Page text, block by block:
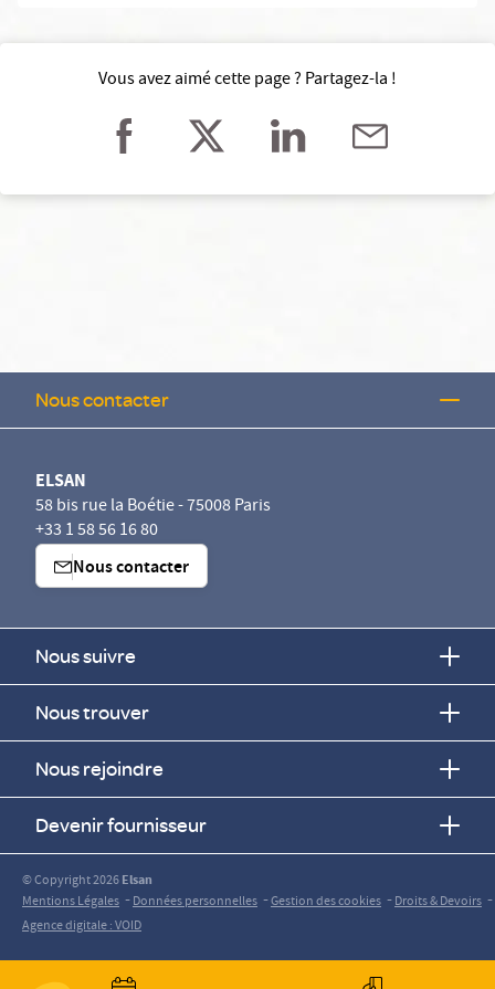
Vous avez aimé cette page ? Partagez-la !
Nous contacter
ELSAN
58 bis rue la Boétie - 75008 Paris
+33 1 58 56 16 80
Nous contacter
Nous suivre
Nous trouver
Nous rejoindre
Devenir fournisseur
© Copyright 2026Elsan
Mentions Légales -Données personnelles -Gestion des cookies -Droits & Devoirs -
Agence digitale : VOID